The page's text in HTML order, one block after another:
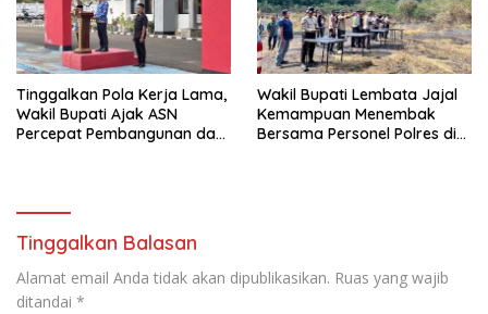
Tinggalkan Pola Kerja Lama,
Wakil Bupati Ajak ASN
Percepat Pembangunan dan
Wakil Bupati Lembata Jajal
Kemampuan Menembak
Bersama Personel Polres di
Tinggalkan Balasan
Alamat email Anda tidak akan dipublikasikan. Ruas yang wajib
ditandai *